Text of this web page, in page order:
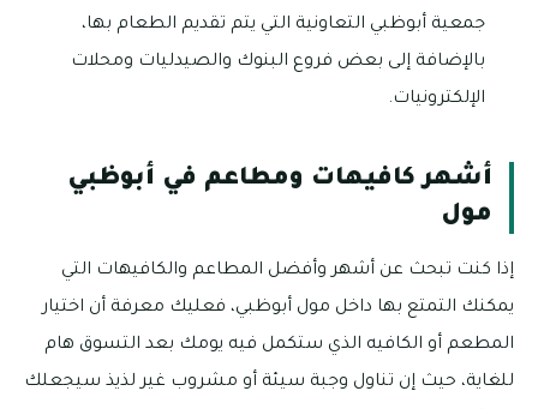
جمعية أبوظبي التعاونية التي يتم تقديم الطعام بها،
بالإضافة إلى بعض فروع البنوك والصيدليات ومحلات
الإلكترونيات.
أشهر كافيهات ومطاعم في أبوظبي
مول
إذا كنت تبحث عن أشهر وأفضل المطاعم والكافيهات التي
يمكنك التمتع بها داخل مول أبوظبي، فعليك معرفة أن اختيار
المطعم أو الكافيه الذي ستكمل فيه يومك بعد التسوق هام
للغاية، حيث إن تناول وجبة سيئة أو مشروب غير لذيذ سيجعلك